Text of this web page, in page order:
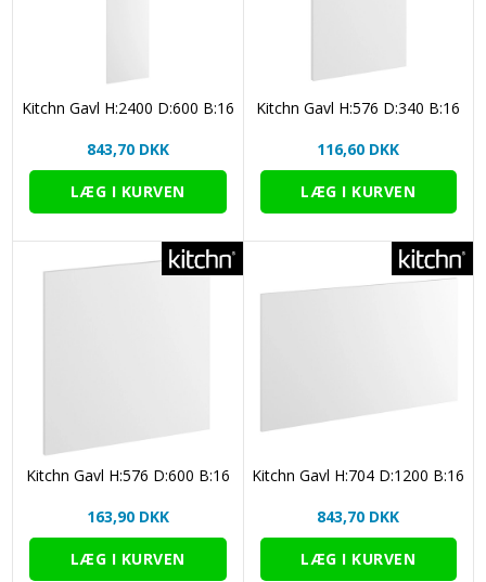
Kitchn Gavl H:2400 D:600 B:16
843,70 DKK
Kitchn Gavl H:576 D:340 B:16
116,60 DKK
Kitchn Gavl H:576 D:600 B:16
163,90 DKK
Kitchn Gavl H:704 D:1200 B:16
843,70 DKK